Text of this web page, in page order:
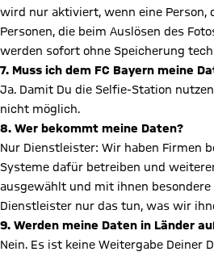
wird nur aktiviert, wenn eine Person,
Personen, die beim Auslösen des
werden sofort ohne Speicherung
7. Muss ich dem FC Bayern meine
Ja. Damit Du die Selfie-Station
nicht möglich.
8. Wer bekommt meine Daten?
Nur Dienstleister: Wir haben Firmen
Systeme dafür betreiben und
ausgewählt und mit ihnen
Dienstleister nur das tun, was wir
9. Werden meine Daten in Länder
Nein. Es ist keine Weitergabe Deiner